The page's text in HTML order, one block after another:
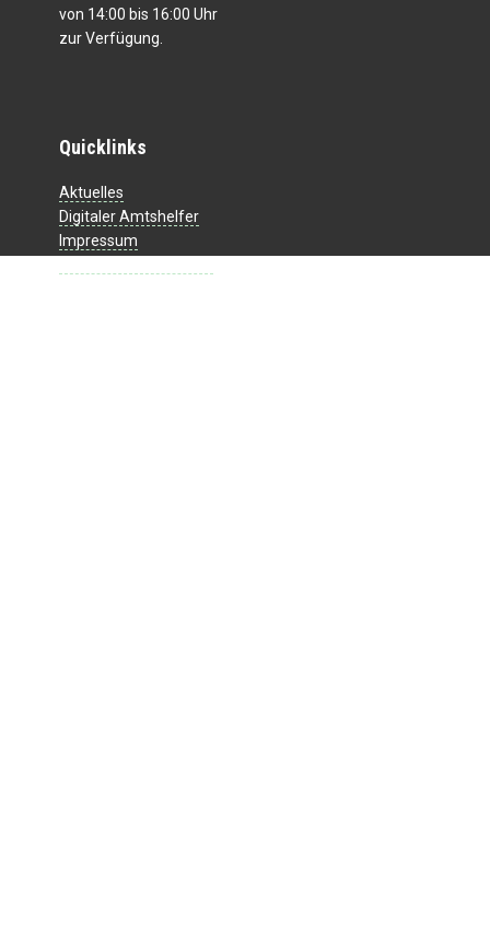
von 14:00 bis 16:00 Uhr
zur Verfügung.
Quicklinks
Aktuelles
Digitaler Amtshelfer
Impressum